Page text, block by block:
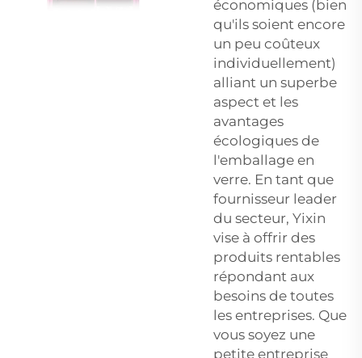
économiques (bien
qu'ils soient encore
un peu coûteux
individuellement)
alliant un superbe
aspect et les
avantages
écologiques de
l'emballage en
verre. En tant que
fournisseur leader
du secteur, Yixin
vise à offrir des
produits rentables
répondant aux
besoins de toutes
les entreprises. Que
vous soyez une
petite entreprise